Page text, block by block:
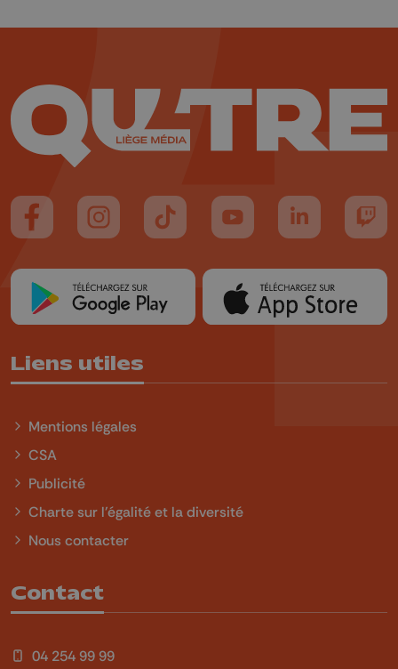
Suivez-nous sur FaceBook
Suivez-nous sur Instagram
Suivez-nous sur TikTok
Suivez-nous sur YouTube
Suivez-nous
Liens utiles
Mentions légales
CSA
Publicité
Charte sur l'égalité et la diversité
Nous contacter
Contact
04 254 99 99